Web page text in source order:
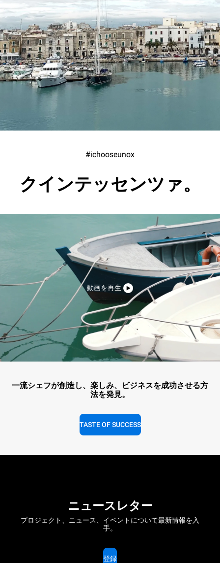
#ichooseunox
クインテッセンツァ。
動画を再生
一流シェフが創造し、楽しみ、ビジネスを成功させる方
法を発見。
TASTE OF SUCCESS
ニュースレター
プロジェクト、ニュース、イベントについて最新情報を入
手。
登録